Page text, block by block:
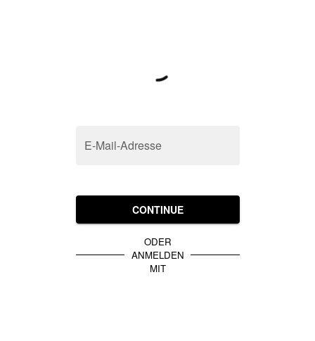
E-Mail-Adresse
CONTINUE
ODER
ANMELDEN
MIT